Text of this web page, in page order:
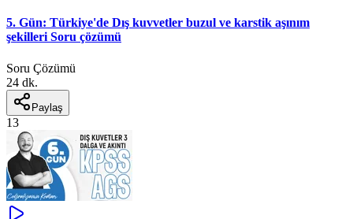
5. Gün: Türkiye'de Dış kuvvetler buzul ve karstik aşınım
şekilleri Soru çözümü
Soru Çözümü
24 dk.
Paylaş
13